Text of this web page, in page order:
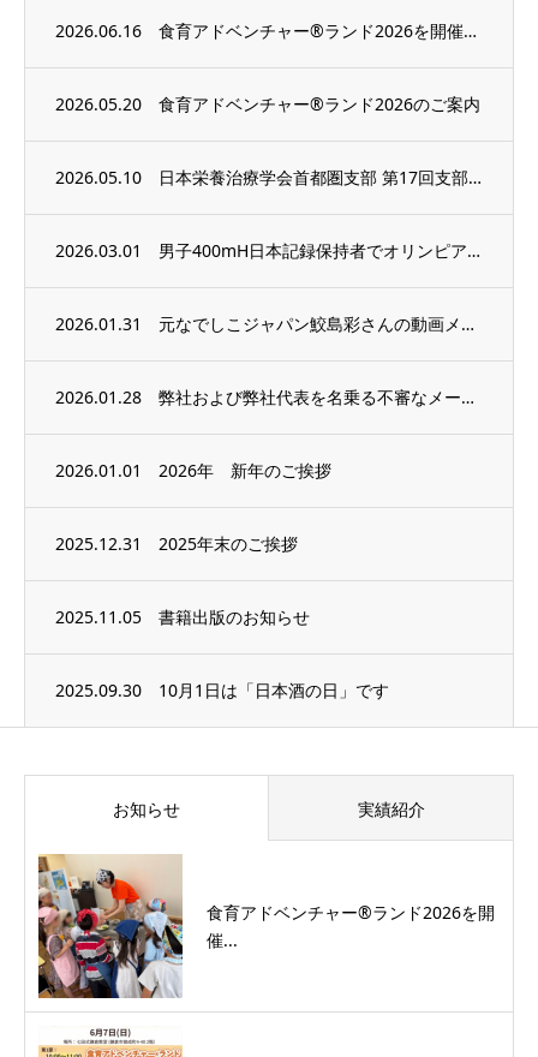
2026.06.16 食育アドベンチャー®ランド2026を開催しました！
2026.05.20 食育アドベンチャー®ランド2026のご案内
2026.05.10 日本栄養治療学会首都圏支部 第17回支部学術集会で教育講演をおこないます
2026.03.01 男子400mH日本記録保持者でオリンピアンの為末大氏のYouTube『為末大学』に出演
2026.01.31 元なでしこジャパン鮫島彩さんの動画メッセージを期間限定で掲載中
2026.01.28 弊社および弊社代表を名乗る不審なメールにご注意ください
2026.01.01 2026年 新年のご挨拶
2025.12.31 2025年末のご挨拶
2025.11.05 書籍出版のお知らせ
2025.09.30 10月1日は「日本酒の日」です
お知らせ 実績紹介
食育アドベンチャー®ランド2026を開
催...